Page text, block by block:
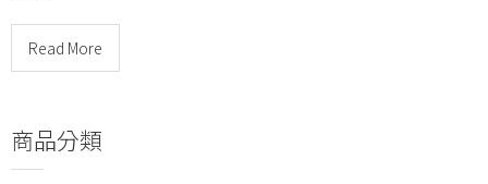
Read More
商品分類